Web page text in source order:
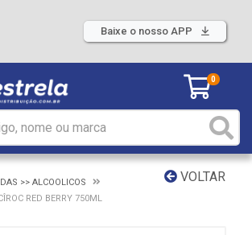
Baixe o nosso APP
0
VOLTAR
>> ALCOOLICOS
RED BERRY 750ML